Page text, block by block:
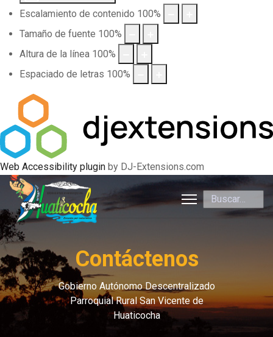
Escalamiento de contenido 100%
Tamaño de fuente 100%
Altura de la línea 100%
Espaciado de letras 100%
Web Accessibility plugin by DJ-Extensions.com
Buscar
Contáctenos
Gobierno Autónomo Descentralizado
Parroquial Rural San Vicente de
Huaticocha